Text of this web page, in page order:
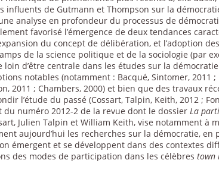
influents de Gutmann et Thompson sur la
analyse en profondeur du processus de
favorisé l’émergence de deux tendances
du concept de délibération, et l’adoption
de la science politique et de la sociologie (par
d’être centrale dans les études sur la
notables (notamment : Bacqué, Sintomer, 2011 ;
2011 ; Chambers, 2000) et bien que des travaux
l’étude du passé (Cossart, Talpin, Keith, 2012 ;
du numéro 2012-2 de la revue dont le dossierLa
Julien Talpin et William Keith, vise notamment à
aujourd’hui les recherches sur la démocratie,
émergent et se développent dans des contextes
des modes de participation dans les célèbrestown